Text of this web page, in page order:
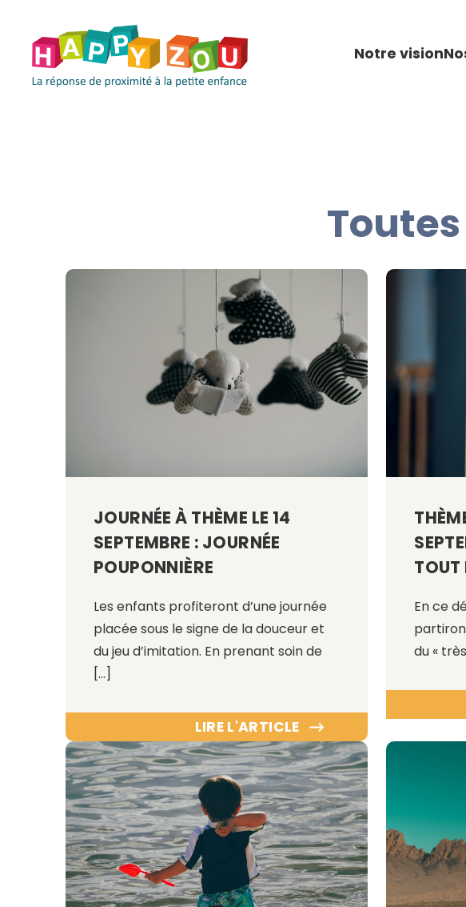
Notre vision
Toutes
JOURNÉE À THÈME LE 14
SEPTEMBRE : JOURNÉE
POUPONNIÈRE
Les enfants profiteront d’une journée
placée sous le signe de la douceur et
du jeu d’imitation. En prenant soin de
[…]
LIRE L'ARTICLE
TOUT
En ce
du «